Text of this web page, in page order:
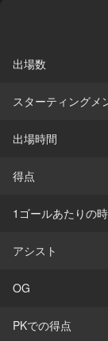
出場数
スターティングメ
出場時間
得点
1ゴールあたりの
アシスト
OG
PKでの得点